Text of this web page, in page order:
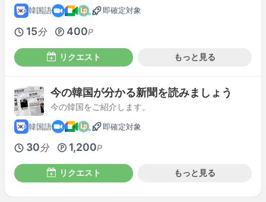
韓国語 即確定対象
15分 400P
リクエスト もっと見る
今の韓国が分かる新聞を読みましょう
今の韓国をご紹介します。
韓国語 即確定対象
30分 1,200P
リクエスト もっと見る